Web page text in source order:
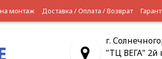
монтаж Доставка / Оплата / Возврат
г.
"ТЦ ВЕГА" 2й